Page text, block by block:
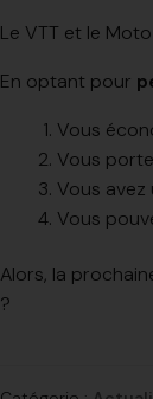
Le VTT et le
En optant pour
Vous
Vous
Vous avez
Vous
Alors, la
?